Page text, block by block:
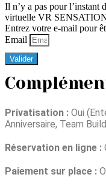
Il n’y a pas pour l’instant
virtuelle VR
Entrez votre e-mail pour
Email
Valider
Privatisation : Oui
Anniversaire, Team
Réservation en ligne :
Paiement sur place :